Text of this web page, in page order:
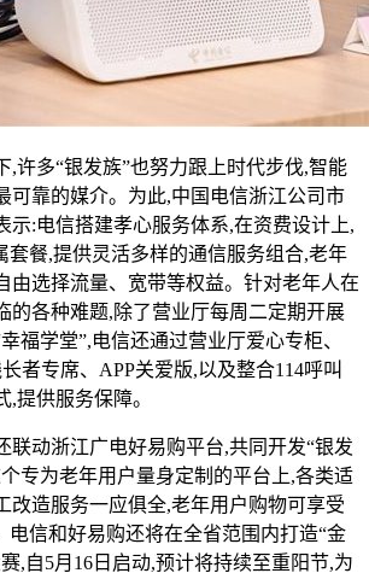
,许多“银发族”也努力跟上时代步伐,智能
可靠的媒介。为此,中国电信浙江公司市
示:电信搭建孝心服务体系,在资费设计上,
套餐,提供灵活多样的通信服务组合,老年
由选择流量、宽带等权益。针对老年人在
的各种难题,除了营业厅每周二定期开展
福学堂”,电信还通过营业厅爱心专柜、
者专席、APP关爱版,以及整合114呼叫
,提供服务保障。
联动浙江广电好易购平台,共同开发“银发
专为老年用户量身定制的平台上,各类适
改造服务一应俱全,老年用户购物可享受
电信和好易购还将在全省范围内打造“金
,自5月16日启动,预计将持续至重阳节,为